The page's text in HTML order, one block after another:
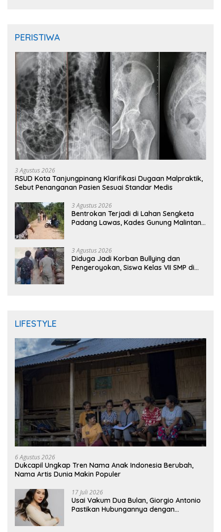
PERISTIWA
3 Agustus 2026
RSUD Kota Tanjungpinang Klarifikasi Dugaan Malpraktik,
Sebut Penanganan Pasien Sesuai Standar Medis
3 Agustus 2026
Bentrokan Terjadi di Lahan Sengketa
Padang Lawas, Kades Gunung Malintang
3 Agustus 2026
Diduga Jadi Korban Bullying dan
Pengeroyokan, Siswa Kelas VII SMP di
LIFESTYLE
6 Agustus 2026
Dukcapil Ungkap Tren Nama Anak Indonesia Berubah,
Nama Artis Dunia Makin Populer
17 Juli 2026
Usai Vakum Dua Bulan, Giorgio Antonio
Pastikan Hubungannya dengan